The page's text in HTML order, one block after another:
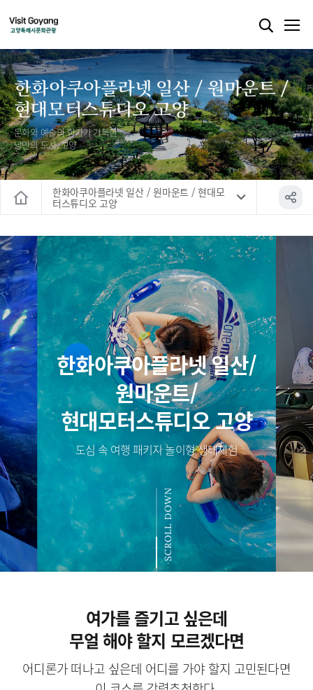
한화아쿠아플라넷 일산 / 원마운트 /
현대모터스튜디오 고양
문화와 예술의 향기가 가득한
낭만의 도시, 고양
한화아쿠아플라넷 일산 / 원마운트 / 현대모
터스튜디오 고양
한화아쿠아플라넷 일산/
원마운트/
현대모터스튜디오 고양
도심 속 여행 패키지 놀이형 생태체험
SCROLL DOWN
여가를 즐기고 싶은데
무얼 해야 할지 모르겠다면
어디론가 떠나고 싶은데 어디를 가야 할지 고민된다면